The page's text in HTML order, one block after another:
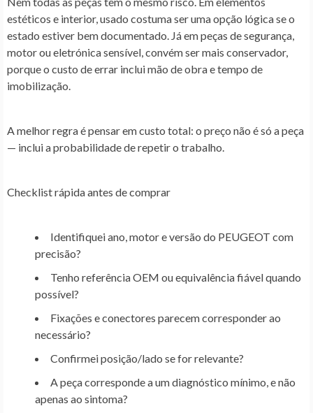
estéticos e interior, usado costuma ser uma opção lógica se o
estado estiver bem documentado. Já em peças de segurança,
motor ou eletrónica sensível, convém ser mais conservador,
porque o custo de errar inclui mão de obra e tempo de
imobilização.
A melhor regra é pensar em custo total: o preço não é só a peça
— inclui a probabilidade de repetir o trabalho.
Checklist rápida antes de comprar
Identifiquei ano, motor e versão do PEUGEOT com
precisão?
Tenho referência OEM ou equivalência fiável quando
possível?
Fixações e conectores parecem corresponder ao
necessário?
Confirmei posição/lado se for relevante?
A peça corresponde a um diagnóstico mínimo, e não
apenas ao sintoma?